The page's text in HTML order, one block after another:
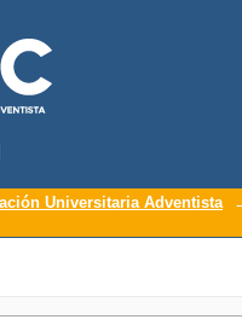
Universitaria Adventista